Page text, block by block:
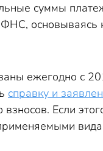
суммы
ФНС,
ежегодно с
справку и
Если